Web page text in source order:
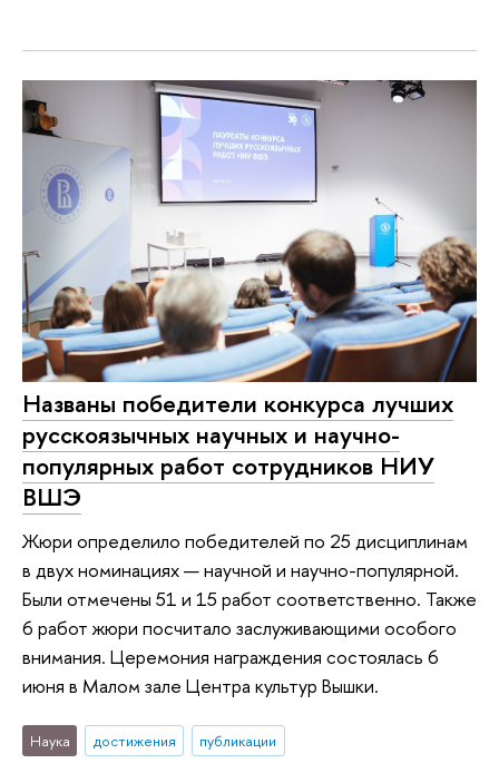
Названы победители конкурса лучших
русскоязычных научных и научно-
популярных работ сотрудников НИУ
ВШЭ
Жюри определило победителей по 25 дисциплинам
в двух номинациях — научной и научно-популярной.
Были отмечены 51 и 15 работ соответственно. Также
6 работ жюри посчитало заслуживающими особого
внимания. Церемония награждения состоялась 6
июня в Малом зале Центра культур Вышки.
Наука достижения публикации